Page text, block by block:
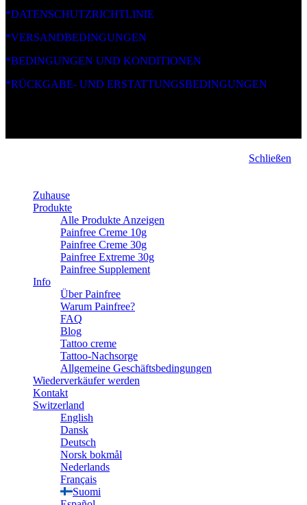
*DATENSCHUTZRICHTLINIE
*VERSANDBEDINGUNGEN
*BEDINGUNGEN UND KONDITIONEN
*RÜCKGABE- UND ERSTATTUNGSBEDINGUNGEN
Schließen
Zuhause
Produkte
Alle Produkte Anzeigen
Painfree Creme 10g
Painfree Creme 30g
Painfree Extreme 30g
Painfree Supplement
Info
Über Painfree
Warum Painfree?
FAQ
Blog
Tattoo creme
Tattoo-Nachsorge
Allgemeine Geschäftsbedingungen
Wiederverkäufer werden
Kontakt
Switzerland
English
Dansk
Deutsch
Norsk bokmål
Nederlands
Français
Suomi